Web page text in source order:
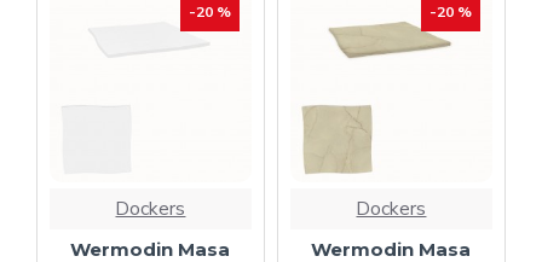
-20 %
Dockers
Wermodin Masa
-20 %
Dockers
Wermodin Masa